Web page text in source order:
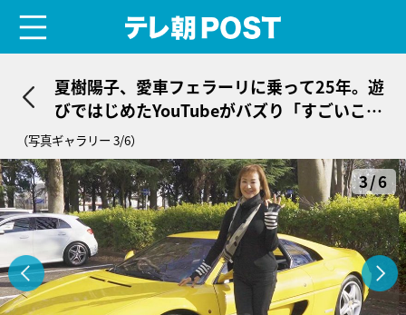
夏樹陽子、愛車フェラーリに乗って25年。遊
びではじめたYouTubeがバズり「すごいこと
になっている」
（写真ギャラリー 3/6）
3/6